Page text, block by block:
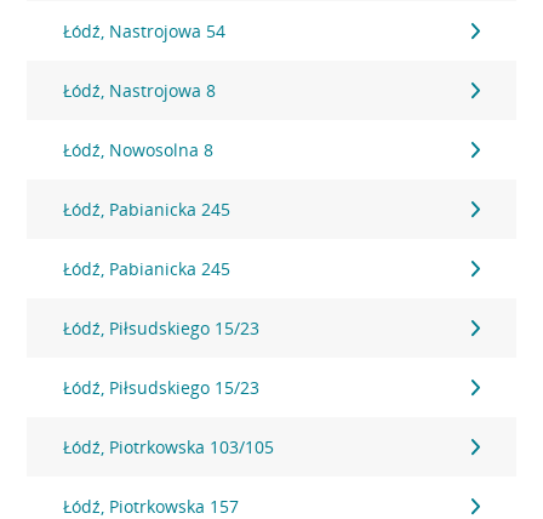
Łódź, Nastrojowa 54
Łódź, Nastrojowa 8
Łódź, Nowosolna 8
Łódź, Pabianicka 245
Łódź, Pabianicka 245
Łódź, Piłsudskiego 15/23
Łódź, Piłsudskiego 15/23
Łódź, Piotrkowska 103/105
Łódź, Piotrkowska 157